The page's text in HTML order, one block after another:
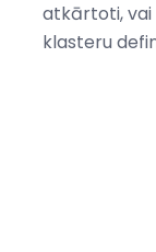
atkārtoti, vai
klasteru